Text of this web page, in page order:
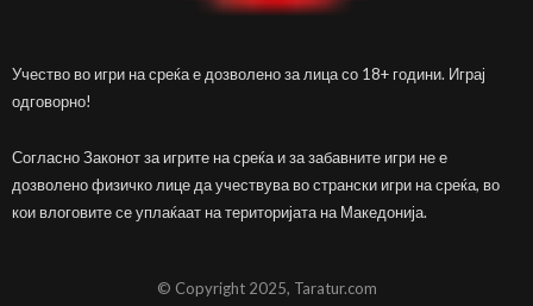
Учество во игри на среќа е дозволено за лица со 18+ години. Играј
одговорно!
Согласно Законот за игрите на среќа и за забавните игри не е
дозволено физичко лице да учествува во странски игри на среќа, во
кои влоговите се уплаќаат на територијата на Македонија.
© Copyright 2025, Taratur.com